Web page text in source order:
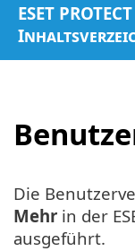
ESET
Die
Mehr in der
ausgeführt.